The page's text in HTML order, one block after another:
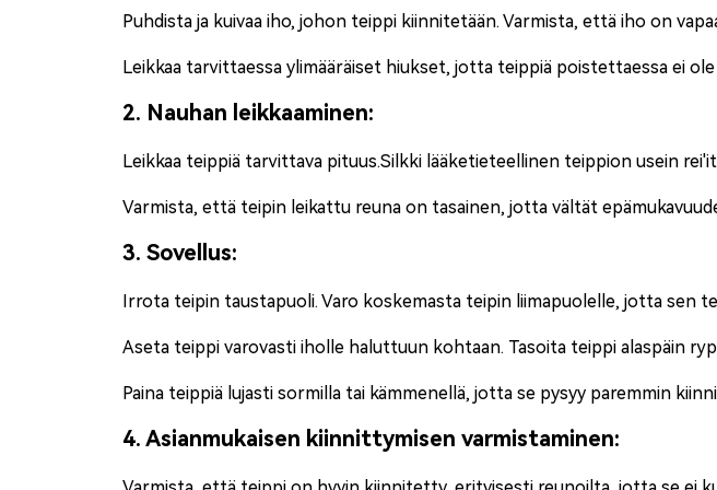
Puhdista ja kuivaa iho, johon teippi kiinnitetään. Varmista, että iho on
Leikkaa tarvittaessa ylimääräiset hiukset, jotta teippiä poistettaessa ei ole
2. Nauhan leikkaaminen:
Leikkaa teippiä tarvittava pituus.Silkki lääketieteellinen teippion usein
Varmista, että teipin leikattu reuna on tasainen, jotta vältät
3. Sovellus:
Irrota teipin taustapuoli. Varo koskemasta teipin liimapuolelle, jotta sen
Aseta teippi varovasti iholle haluttuun kohtaan. Tasoita teippi alaspäin
Paina teippiä lujasti sormilla tai kämmenellä, jotta se pysyy paremmin
4. Asianmukaisen kiinnittymisen varmistaminen: